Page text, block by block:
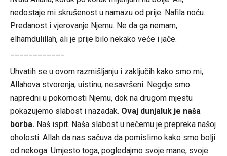
nedostaje mi skrušenost u namazu od prije. Nafila noću.
Predanost i vjerovanje Njemu. Ne da ga nemam,
elhamdulillah, ali je prije bilo nekako veće i jače.
Uhvatih se u ovom razmišljanju i zaključih kako smo mi,
Allahova stvorenja, uistinu, nesavršeni. Negdje smo
napredni u pokornosti Njemu, dok na drugom mjestu
pokazujemo slabost i nazadak. Ovaj dunjaluk je naša
borba. Naš ispit. Naša slabost u nečemu je prepreka našoj
oholosti. Allah da nas sačuva da pomislimo kako smo bolji
od nekoga. Umjesto toga, pogledajmo svoje mane, svoje